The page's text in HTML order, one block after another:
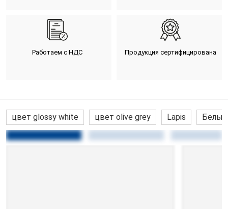
Работаем с НДС Продукция сертифицирована
цвет glossy white цвет olive grey Lapis Белые